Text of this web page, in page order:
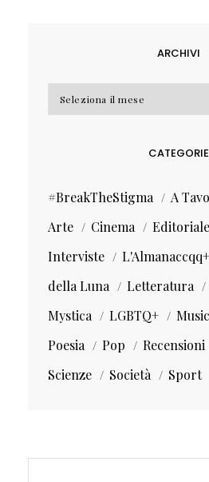
ARCHIVI
Archivi
CATEGORIE
#BreakTheStigma A
Arte
Cinema Editoriale
Interviste
L'Almanaccqq+
della Luna
Letteratura
Mystica
LGBTQ+
Poesia
Pop Recensioni
Scienze
Società Sport